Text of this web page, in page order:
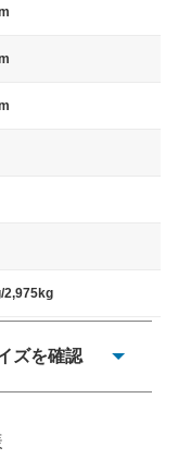
2,975kg
ズを確認
サイズが標準値